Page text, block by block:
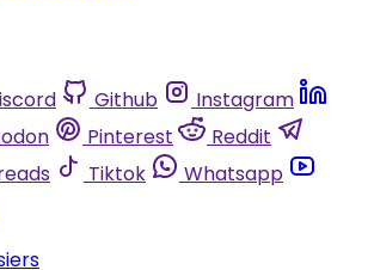
Github
Instagram
Pinterest
Reddit
Tiktok
Whatsapp